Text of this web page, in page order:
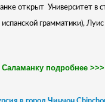
открыт Университет в
грамматики),
подробнее >>>